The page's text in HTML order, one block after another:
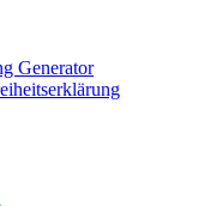
Generator